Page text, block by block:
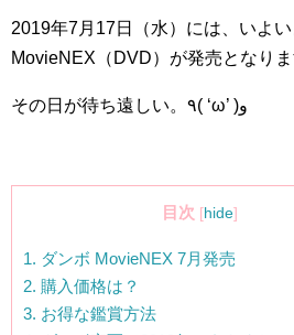
2019年7月 17日（水）には、いよ
MovieNEX （ DVD）が発売となりま
その日が待ち遠しい。٩( ‘ω’ )و
目次 [hide]
1. ダンボ MovieNEX 7月発売
2. 購入価格は？
3. お得な鑑賞方法